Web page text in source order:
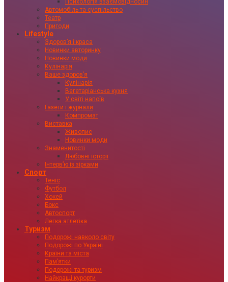
Психологія взаємовідносин
Автомобіль та суспільство
Театр
Пригоди
Lifestyle
Здоровʼя і краса
Новинки авторинку
Новинки моди
Кулінарія
Ваше здоровʼя
Кулінарія
Вегетаріанська кухня
У світі напоїв
Газети і журнали
Компромат
Виставка
Живопис
Новинки моди
Знаменитості
Любовні історії
Інтервʼю із зірками
Спорт
Теніс
Футбол
Хокей
Бокс
Автоспорт
Легка атлетіка
Туризм
Подорожі навколо світу
Подорожі по Україні
Країни та міста
Пам’ятки
Подорожі та туризм
Найкращі курорти